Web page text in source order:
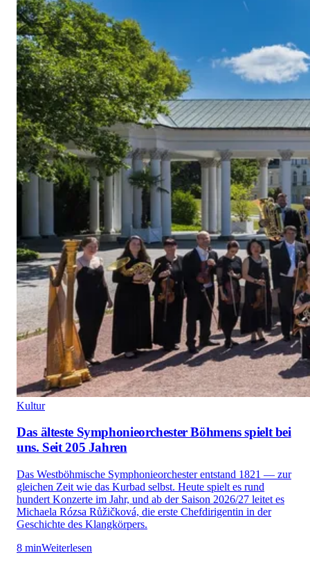
Kultur
Das älteste Symphonieorchester Böhmens spielt bei
uns. Seit 205 Jahren
Das Westböhmische Symphonieorchester entstand 1821 — zur
gleichen Zeit wie das Kurbad selbst. Heute spielt es rund
hundert Konzerte im Jahr, und ab der Saison 2026/27 leitet es
Michaela Rózsa Růžičková, die erste Chefdirigentin in der
Geschichte des Klangkörpers.
8 minWeiterlesen